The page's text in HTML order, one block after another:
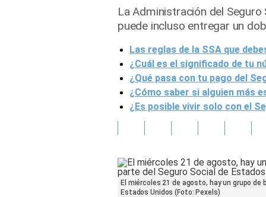
La Administración del
puede incluso entregar un
Las reglas de la SSA que
¿Cuál es el significado de tu
¿Qué pasa con tu pago del
¿Cómo saber si alguien más
¿Es posible vivir solo con el
El miércoles 21 de agosto, hay un grupo
Estados Unidos (Foto: Pexels)